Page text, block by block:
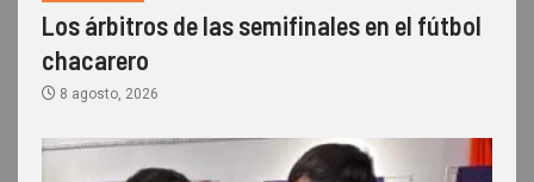
Los árbitros de las semifinales en el fútbol
chacarero
8 agosto, 2026